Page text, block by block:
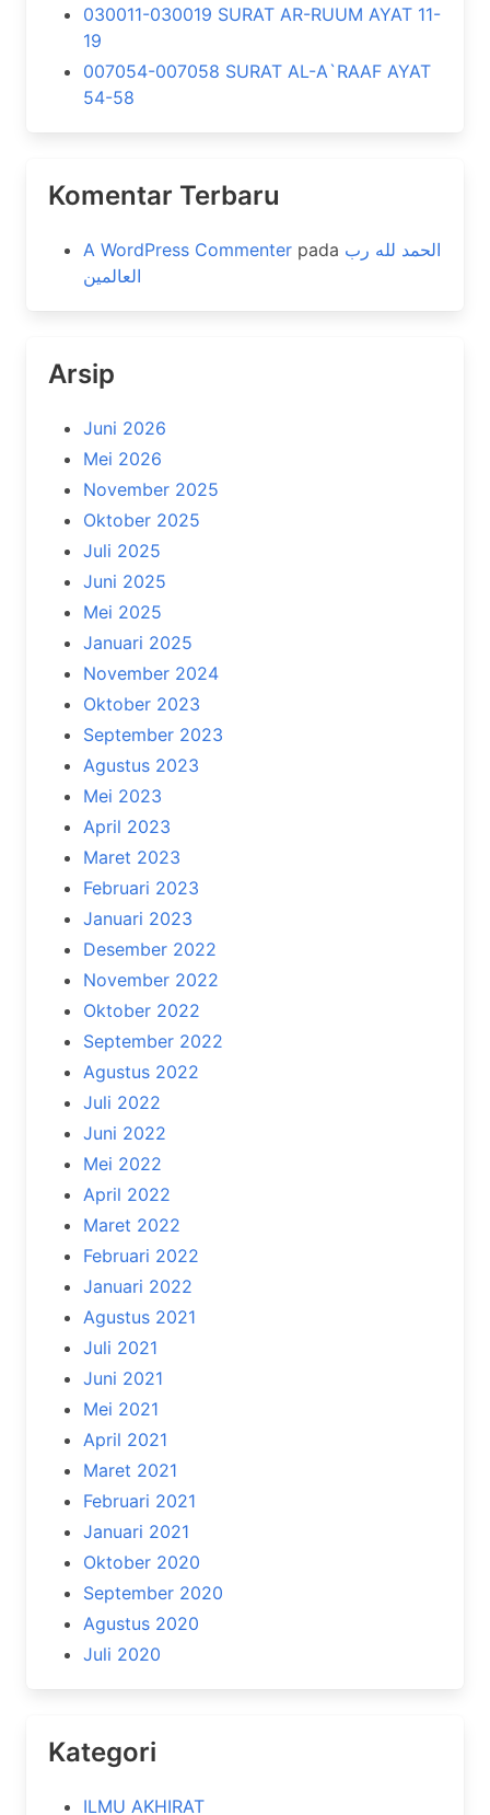
030011-030019 SURAT AR-RUUM AYAT 11-
19
007054-007058 SURAT AL-A`RAAF AYAT
54-58
Komentar Terbaru
A WordPress Commenter pada الحمد لله رب
العالمين
Arsip
Juni 2026
Mei 2026
November 2025
Oktober 2025
Juli 2025
Juni 2025
Mei 2025
Januari 2025
November 2024
Oktober 2023
September 2023
Agustus 2023
Mei 2023
April 2023
Maret 2023
Februari 2023
Januari 2023
Desember 2022
November 2022
Oktober 2022
September 2022
Agustus 2022
Juli 2022
Juni 2022
Mei 2022
April 2022
Maret 2022
Februari 2022
Januari 2022
Agustus 2021
Juli 2021
Juni 2021
Mei 2021
April 2021
Maret 2021
Februari 2021
Januari 2021
Oktober 2020
September 2020
Agustus 2020
Juli 2020
Kategori
ILMU AKHIRAT